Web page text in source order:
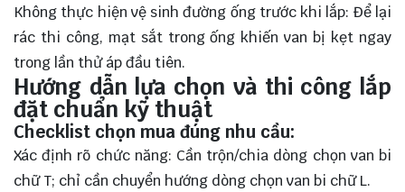
Không thực hiện vệ sinh đường ống trước khi lắp: Để lại
rác thi công, mạt sắt trong ống khiến van bị kẹt ngay
trong lần thử áp đầu tiên.
Hướng dẫn lựa chọn và thi công lắp
đặt chuẩn kỹ thuật
Checklist chọn mua đúng nhu cầu:
Xác định rõ chức năng: Cần trộn/chia dòng chọn van bi
chữ T; chỉ cần chuyển hướng dòng chọn van bi chữ L.